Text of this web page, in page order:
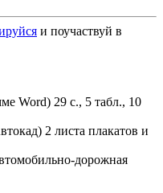
и поучаствуй в
Word) 29 с., 5 табл., 10
2 листа плакатов и
дорожная